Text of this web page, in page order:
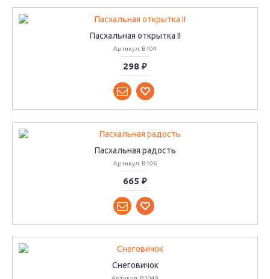
Пасхальная открытка II
Артикул: B104
298 ₽
Пасхальная радость
Артикул: B106
665 ₽
Снеговичок